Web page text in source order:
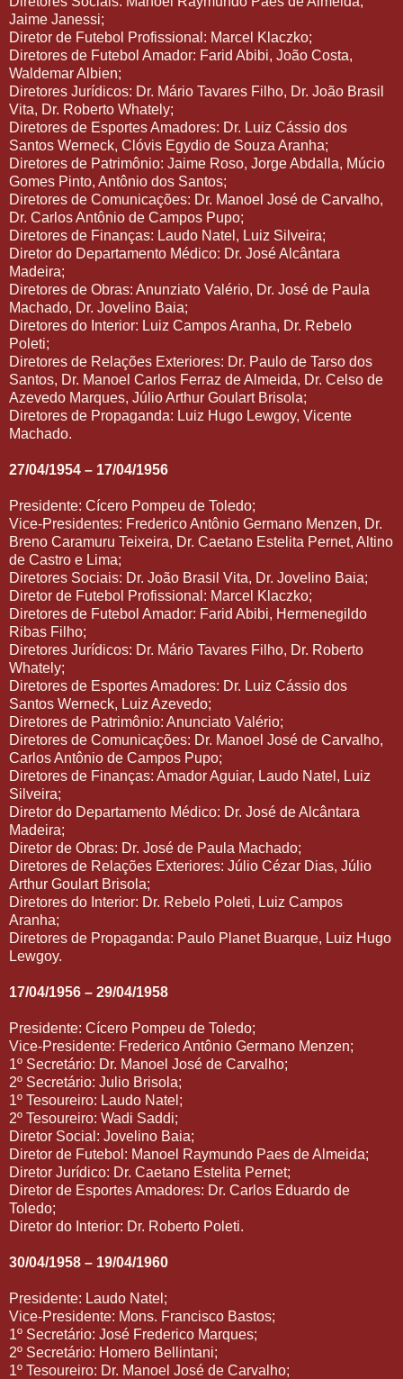
Jaime Janessi;
Diretor de Futebol Profissional: Marcel Klaczko;
Diretores de Futebol Amador: Farid Abibi, João Costa,
Waldemar Albien;
Diretores Jurídicos: Dr. Mário Tavares Filho, Dr. João Brasil
Vita, Dr. Roberto Whately;
Diretores de Esportes Amadores: Dr. Luiz Cássio dos
Santos Werneck, Clóvis Egydio de Souza Aranha;
Diretores de Patrimônio: Jaime Roso, Jorge Abdalla, Múcio
Gomes Pinto, Antônio dos Santos;
Diretores de Comunicações: Dr. Manoel José de Carvalho,
Dr. Carlos Antônio de Campos Pupo;
Diretores de Finanças: Laudo Natel, Luiz Silveira;
Diretor do Departamento Médico: Dr. José Alcântara
Madeira;
Diretores de Obras: Anunziato Valério, Dr. José de Paula
Machado, Dr. Jovelino Baia;
Diretores do Interior: Luiz Campos Aranha, Dr. Rebelo
Poleti;
Diretores de Relações Exteriores: Dr. Paulo de Tarso dos
Santos, Dr. Manoel Carlos Ferraz de Almeida, Dr. Celso de
Azevedo Marques, Júlio Arthur Goulart Brisola;
Diretores de Propaganda: Luiz Hugo Lewgoy, Vicente
Machado.
27/04/1954 – 17/04/1956
Presidente: Cícero Pompeu de Toledo;
Vice-Presidentes: Frederico Antônio Germano Menzen, Dr.
Breno Caramuru Teixeira, Dr. Caetano Estelita Pernet, Altino
de Castro e Lima;
Diretores Sociais: Dr. João Brasil Vita, Dr. Jovelino Baia;
Diretor de Futebol Profissional: Marcel Klaczko;
Diretores de Futebol Amador: Farid Abibi, Hermenegildo
Ribas Filho;
Diretores Jurídicos: Dr. Mário Tavares Filho, Dr. Roberto
Whately;
Diretores de Esportes Amadores: Dr. Luiz Cássio dos
Santos Werneck, Luiz Azevedo;
Diretores de Patrimônio: Anunciato Valério;
Diretores de Comunicações: Dr. Manoel José de Carvalho,
Carlos Antônio de Campos Pupo;
Diretores de Finanças: Amador Aguiar, Laudo Natel, Luiz
Silveira;
Diretor do Departamento Médico: Dr. José de Alcântara
Madeira;
Diretor de Obras: Dr. José de Paula Machado;
Diretores de Relações Exteriores: Júlio Cézar Dias, Júlio
Arthur Goulart Brisola;
Diretores do Interior: Dr. Rebelo Poleti, Luiz Campos
Aranha;
Diretores de Propaganda: Paulo Planet Buarque, Luiz Hugo
Lewgoy.
17/04/1956 – 29/04/1958
Presidente: Cícero Pompeu de Toledo;
Vice-Presidente: Frederico Antônio Germano Menzen;
1º Secretário: Dr. Manoel José de Carvalho;
2º Secretário: Julio Brisola;
1º Tesoureiro: Laudo Natel;
2º Tesoureiro: Wadi Saddi;
Diretor Social: Jovelino Baia;
Diretor de Futebol: Manoel Raymundo Paes de Almeida;
Diretor Jurídico: Dr. Caetano Estelita Pernet;
Diretor de Esportes Amadores: Dr. Carlos Eduardo de
Toledo;
Diretor do Interior: Dr. Roberto Poleti.
30/04/1958 – 19/04/1960
Presidente: Laudo Natel;
Vice-Presidente: Mons. Francisco Bastos;
1º Secretário: José Frederico Marques;
2º Secretário: Homero Bellintani;
1º Tesoureiro: Dr. Manoel José de Carvalho;